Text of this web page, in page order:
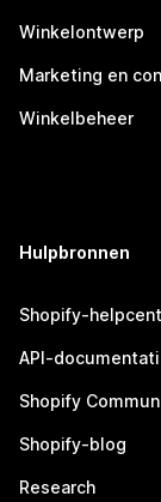
Winkelontwerp
Marketing en
Winkelbeheer
Hulpbronnen
Shopify-
API-
Shopify
Shopify-blog
Research